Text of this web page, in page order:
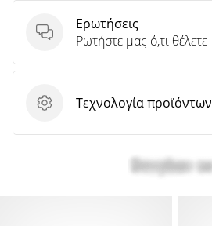
Ερωτήσεις
Ερωτήσεις
Ρωτήστε μας ό,τι θέλετε
Τεχνολογία προϊόντων
Τεχνολογία προϊόντων